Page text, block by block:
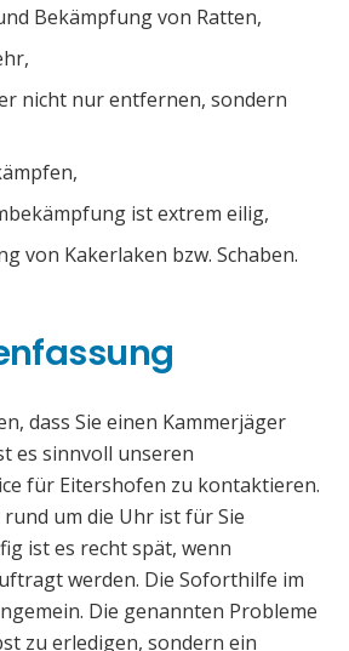
Bekämpfung von Ratten,
nicht nur entfernen, sondern
ist extrem eilig,
von Kakerlaken bzw. Schaben.
dass Sie einen Kammerjäger
es sinnvoll unseren
für Eitershofen zu kontaktieren.
um die Uhr ist für Sie
ist es recht spät, wenn
werden. Die Soforthilfe im
Die genannten Probleme
zu erledigen, sondern ein